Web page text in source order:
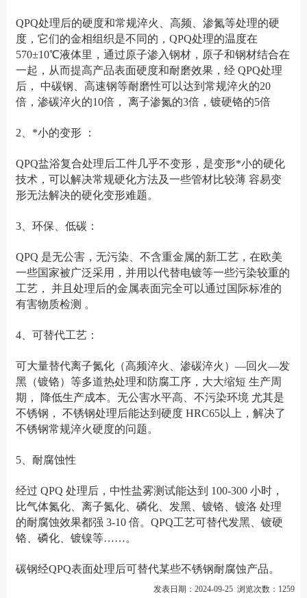
QPQ处理后的硬度和常规淬火、高频、渗氮等处理的硬
度，它们的金相组织是不同的，QPQ处理的温度在
570±10℃液体里，通过原子渗入钢材，原子和钢材结合在
一起，从而提高产品表面硬度和耐磨效果，经 QPQ处理
后， 中碳钢、高速钢等耐磨性可以达到常规淬火的20
倍，渗碳淬火的10倍， 离子渗氮的3倍，镀硬铬的5倍
2、*小的变形 ：
QPQ盐浴复合处理后工件几乎不变形，是变形*小的硬化
技术，可以解决常规硬化方法及一些管材比较薄 容易变
形无法解决的硬化变形难题。
3、环保、低碳：
QPQ 是无公害，无污染、不含重金属的新工艺，在欧美
一些国家被广泛采用，并用以代替电镀等一些污染较重的
工艺， 并且处理后的金属表面完全可以通过国际标准的
有害物质检测 。
4、可替代工艺：
可大量替代离子氮化（高频淬火、渗碳淬火）―回火―发
黑（镀铬）等多道热处理和防腐工序，大大缩短 生产周
期， 降低生产成本。无公害水平高、不污染环境 尤其是
不锈钢， 不锈钢处理后能达到硬度 HRC65以上，解决了
不锈钢常规淬火硬度的问题。
5、耐腐蚀性
经过 QPQ 处理后，中性盐雾测试能达到 100-300 小时，
比气体氮化、离子氮化、磷化、发黑、镀铬、镀洛 处理
的耐腐蚀效果都强 3-10 倍。QPQ工艺可替代发黑、镀硬
铬、磷化、镀镍等……。
碳钢经QPQ表面处理后可替代某些不锈钢耐腐蚀产品。
发表日期：2024-09-25 浏览次数：1259